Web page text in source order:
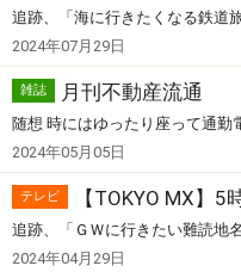
追跡、「海に行きたくなる鉄道
2024年07月29日
雑誌 月刊不動産流通
随想 時にはゆったり座って通勤
2024年05月05日
テレビ 【TOKYO MX】5
追跡、「ＧＷに行きたい難読地
2024年04月29日